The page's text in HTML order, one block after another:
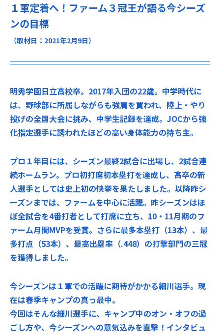
１軍定着へ！ファーム３冠王が語る今シーズ
ンの目標
（取材日：2021年2月9日）
明秀学園日立高校卒。2017年入団の22歳。中学時代に
は、野球部に所属しながらも強肩を買われ、陸上・やり
投げの全国大会に挑み、中学生記録を達成。JOCから強
化指定選手に誘われたほどの高い身体能力の持ち主。
プロ１年目には、シーズン最終2試合に出場し、2試合連
続ホームラン。プロ初打席初本塁打を達成し、高卒の新
人選手としては史上初の快挙を果たしました。以降昨シ
ーズンまでは、ファームを中心に活躍。昨シーズンはほ
ぼ全試合を4番打者として打席に立ち、10・11月期のフ
ァーム月間MVPを受賞。さらに最多本塁打（13本）、最
多打点（53本）、最高出塁率（.448）の打撃部門の三冠
を獲得しました。
今シーズンは１軍での活躍に期待がかかる細川選手。現
在は春季キャンプの真っ最中。
今回はそんな細川選手に、キャンプ中のオン・オフの過
ごし方や、今シーズンへの意気込みを直撃！インタビュ